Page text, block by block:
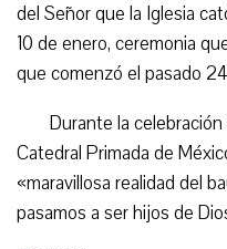
del Señor que la Iglesia
10 de enero, ceremonia
que comenzó el pasado
Durante la
Catedral Primada de
«maravillosa realidad del
pasamos a ser hijos de